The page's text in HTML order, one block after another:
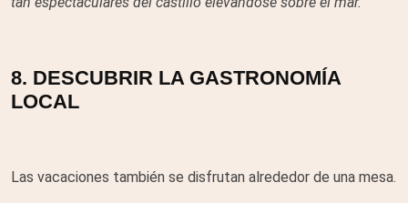
8. DESCUBRIR LA GASTRONOMÍA
LOCAL
Las vacaciones también se disfrutan alrededor de una mesa.